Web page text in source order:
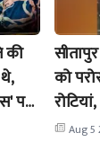
की
को
Aug 5